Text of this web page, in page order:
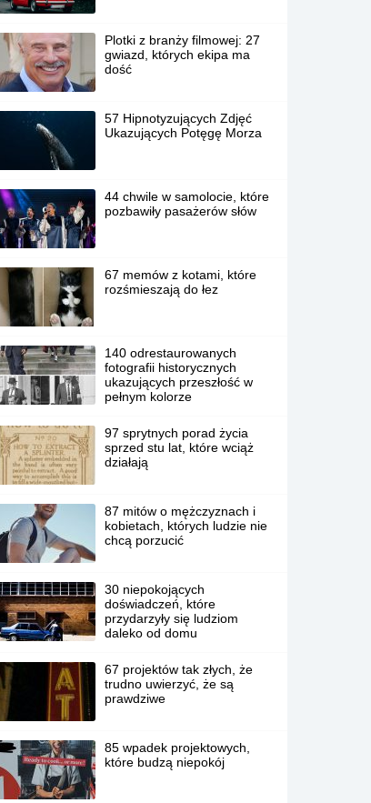
Plotki z branży filmowej: 27
gwiazd, których ekipa ma
dość
57 Hipnotyzujących Zdjęć
Ukazujących Potęgę Morza
44 chwile w samolocie, które
pozbawiły pasażerów słów
67 memów z kotami, które
rozśmieszają do łez
140 odrestaurowanych
fotografii historycznych
ukazujących przeszłość w
pełnym kolorze
97 sprytnych porad życia
sprzed stu lat, które wciąż
działają
87 mitów o mężczyznach i
kobietach, których ludzie nie
chcą porzucić
30 niepokojących
doświadczeń, które
przydarzyły się ludziom
daleko od domu
67 projektów tak złych, że
trudno uwierzyć, że są
prawdziwe
85 wpadek projektowych,
które budzą niepokój